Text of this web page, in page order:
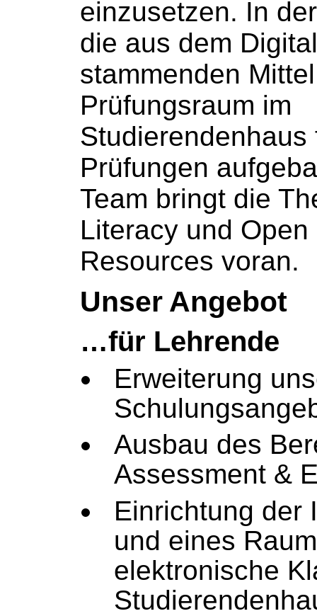
einzusetzen. In
die aus dem
stammenden
Prüfungsraum im
Studierendenhaus
Prüfungen
Team bringt die
Literacy und
Resources voran.
Unser Angebot
…für Lehrende
Erweiterung
Ausbau des
Assessment &
Einrichtung der
und eines
elektronische